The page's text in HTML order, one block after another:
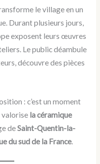
le village en un
Durant plusieurs jours,
exposent leurs œuvres
Le public déambule
découvre des pièces
: c’est un moment
valorise la céramique
deSaint-Quentin-la-
du sud de la France.